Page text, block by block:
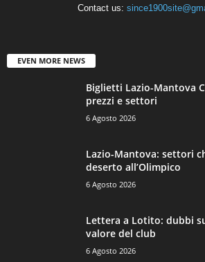
Contact us:
EVEN MORE NEWS
Biglietti Lazio-Mantova
prezzi e settori
6 Agosto 2026
Lazio-Mantova: settori
deserto all’Olimpico
6 Agosto 2026
Lettera a Lotito: dubbi
valore del club
6 Agosto 2026